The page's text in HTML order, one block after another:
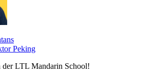
Peking
LTL Mandarin School!